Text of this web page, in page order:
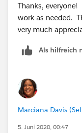
Thanks,
work as needed.
very much
Als hilfreich
Marciana Davis
5. Juni 2020, 00:47